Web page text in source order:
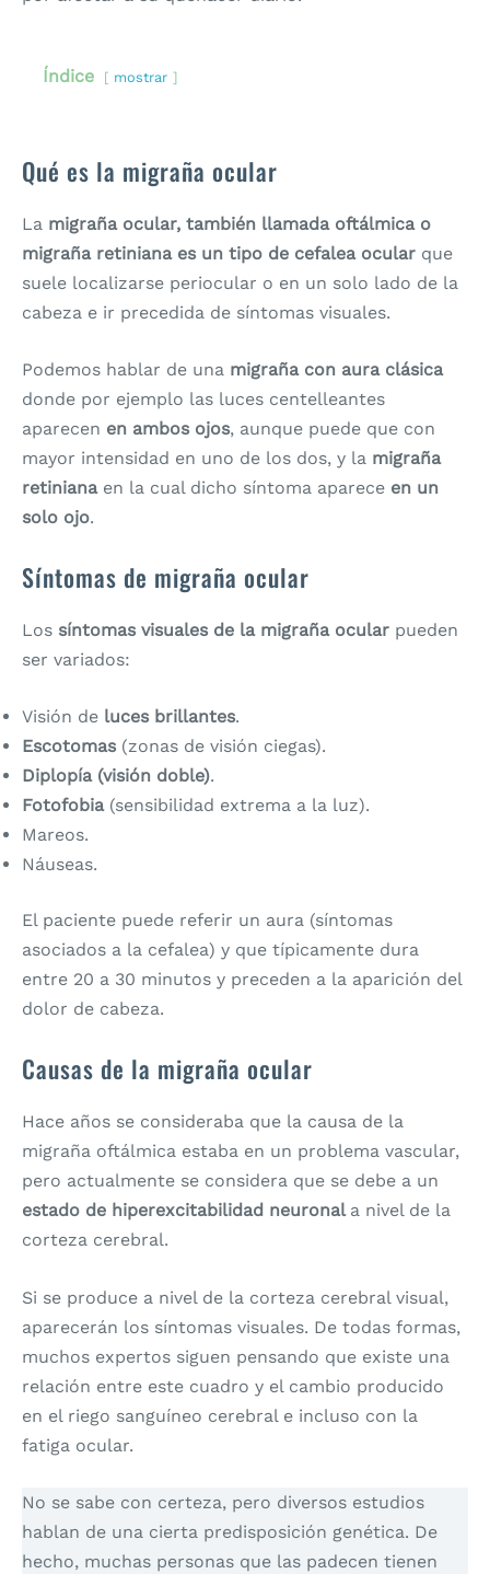
Índice mostrar
Qué es la migraña ocular
La migraña ocular, también llamada oftálmica o
migraña retiniana es un tipo de cefalea ocular que
suele localizarse periocular o en un solo lado de la
cabeza e ir precedida de síntomas visuales.
Podemos hablar de una migraña con aura clásica
donde por ejemplo las luces centelleantes
aparecen en ambos ojos, aunque puede que con
mayor intensidad en uno de los dos, y la migraña
retinianaen la cual dicho síntoma aparece en un
solo ojo.
Síntomas de migraña ocular
Los síntomas visuales de la migraña ocular pueden
ser variados:
Visión de luces brillantes.
Escotomas(zonas de visión ciegas).
Diplopía (visión doble).
Fotofobia (sensibilidad extrema a la luz).
Mareos.
Náuseas.
El paciente puede referir un aura (síntomas
asociados a la cefalea) y que típicamente dura
entre 20 a 30 minutos y preceden a la aparición del
dolor de cabeza.
Causas de la migraña ocular
Hace años se consideraba que la causa de la
migraña oftálmica estaba en un problema vascular,
pero actualmente se considera que se debe a un
estado de hiperexcitabilidad neuronal a nivel de la
corteza cerebral.
Si se produce a nivel de la corteza cerebral visual,
aparecerán los síntomas visuales. De todas formas,
muchos expertos siguen pensando que existe una
relación entre este cuadro y el cambio producido
en el riego sanguíneo cerebral e incluso con la
fatiga ocular.
No se sabe con certeza, pero diversos estudios
hablan de una cierta predisposición genética. De
hecho, muchas personas que las padecen tienen